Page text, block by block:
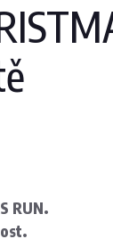
RUN.